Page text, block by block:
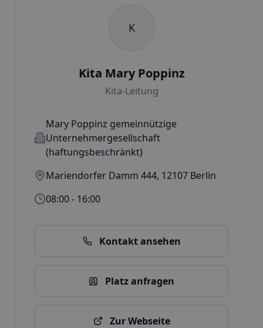
K
Kita Mary Poppinz
Kita-Leitung
Mary Poppinz gemeinnützige
Unternehmergesellschaft
(haftungsbeschränkt)
Mariendorfer Damm 444, 12107 Berlin
08:00 - 16:00
Kontakt ansehen
Platz anfragen
Zur Webseite